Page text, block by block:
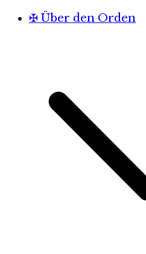
✠ Über den Orden